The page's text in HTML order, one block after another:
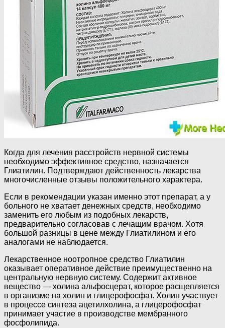
Когда для лечения расстройств нервной системы
необходимо эффективное средство, назначается
Глиатилин. Подтверждают действенность лекарства
многочисленные отзывы положительного характера.
Если в рекомендации указан именно этот препарат, а у
больного не хватает денежных средств, необходимо
заменить его любым из подобных лекарств,
предварительно согласовав с лечащим врачом. Хотя
большой разницы в цене между Глиатилином и его
аналогами не наблюдается.
Лекарственное ноотропное средство Глиатилин
оказывает оперативное действие преимущественно на
центральную нервную систему. Содержит активное
вещество — холина альфосцерат, которое расщепляется
в организме на холин и глицерофосфат. Холин участвует
в процессе синтеза ацетилхолина, а глицерофосфат
принимает участие в производстве мембранного
фосфолипида.